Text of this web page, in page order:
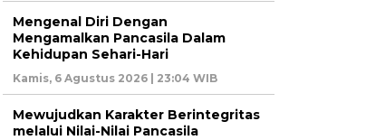
Mengenal Diri Dengan
Mengamalkan Pancasila Dalam
Kehidupan Sehari-Hari
Kamis, 6 Agustus 2026 | 23:04 WIB
Mewujudkan Karakter Berintegritas
melalui Nilai-Nilai Pancasila